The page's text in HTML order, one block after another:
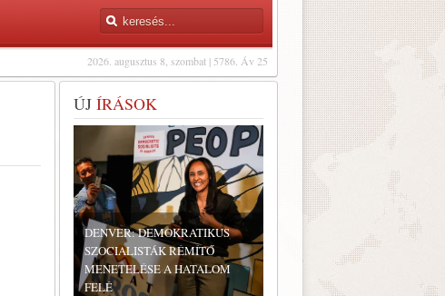
2026. augusztus 8, szombat | 5786. Áv 25
ÚJ ÍRÁSOK
DENVER: DEMOKRATIKUS
SZOCIALISTÁK RÉMÍTŐ
MENETELÉSE A HATALOM
FELÉ